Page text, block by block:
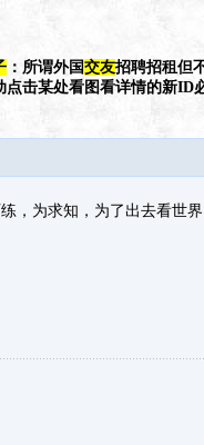
：所谓外国交友招聘招租但
击某处看图看详情的新ID
，为求知，为了出去看世